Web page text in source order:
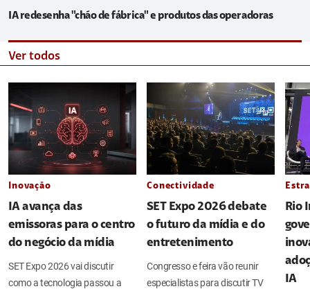
IA redesenha "chão de fábrica" e produtos das operadoras
Ver todos
Inovação
IA avança das
emissoras para o centro
do negócio da mídia
SET Expo 2026 vai discutir
como a tecnologia passou a
Conectividade
SET Expo 2026 debate
o futuro da mídia e do
entretenimento
Congresso e feira vão reunir
especialistas para discutir TV
Rio
IA